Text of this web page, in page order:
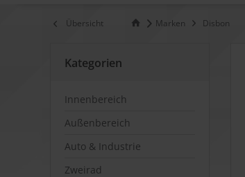
Übersicht Marken Disbon
Kategorien
Innenbereich
Außenbereich
Auto & Industrie
Zweirad